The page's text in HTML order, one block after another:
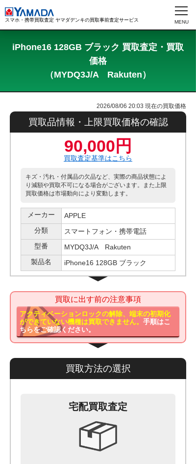
スマホ・携帯買取査定 ヤマダデンキの買取事前査定サービス
iPhone16 128GB ブラック 買取査定・買取
価格
（MYDQ3J/A Rakuten）
2026/08/06 20:03 現在の買取価格
買取品情報・上限買取価格の確認
90,000円
買取査定基準はこちら
キズ・汚れ・付属品の欠品など、実際の商品状態によ
り減額や買取不可になる場合がございます。また上限
買取価格は市場動向により変動します。
メーカー
APPLE
分類
スマートフォン・携帯電話
型番
MYDQ3J/A Rakuten
製品名
iPhone16 128GB ブラック
買取に出す前の注意事項
アクティベーションロックの解除、端末の初期化
ができていない機種は買取できません。手順はこ
ちらをご確認ください。
買取方法の選択
宅配買取査定